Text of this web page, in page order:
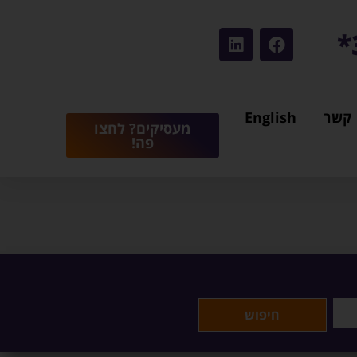
קשר English
מעסיקים? לחצו
פה!